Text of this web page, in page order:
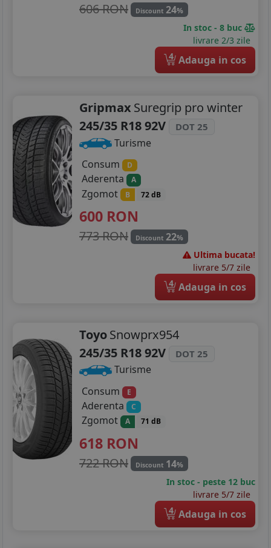
606 RON Discount 24%
In stoc - 8 buc
livrare 2/3 zile
4 Adauga in cos
Gripmax Suregrip pro winter
245/35 R18 92V
DOT 25
Turisme
Consum
D
Aderenta A
Zgomot B 72 dB
600 RON
773 RON Discount 22%
Ultima bucata!
livrare 5/7 zile
4 Adauga in cos
ToyoSnowprx954
245/35 R18 92V
DOT 25
Turisme
Consum
E
Aderenta C
Zgomot A 71 dB
618 RON
722 RON Discount 14%
In stoc - peste 12 buc
livrare 5/7 zile
4 Adauga in cos